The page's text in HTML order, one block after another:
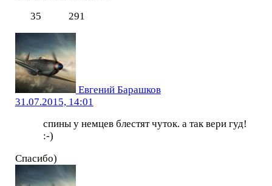
35
291
Евгений Барашков
31.07.2015, 14:01
спины у немцев блестят чуток. а так вери гуд!
:-)
Спасибо)